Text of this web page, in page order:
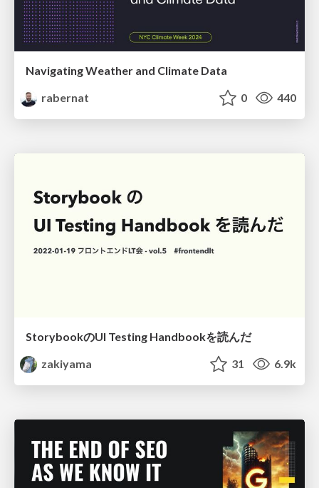
Navigating Weather and Climate Data
rabernat
0 440
StorybookのUI Testing Handbookを読んだ
zakiyama
31 6.9k